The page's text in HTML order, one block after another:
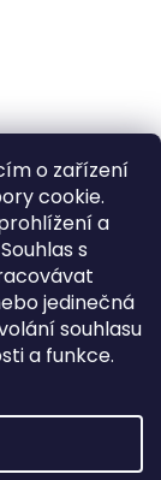
o zařízení
cookie.
a
s
jedinečná
souhlasu
a funkce.
topení
Kempingové skládací křeslo Front Runner Expander Chair